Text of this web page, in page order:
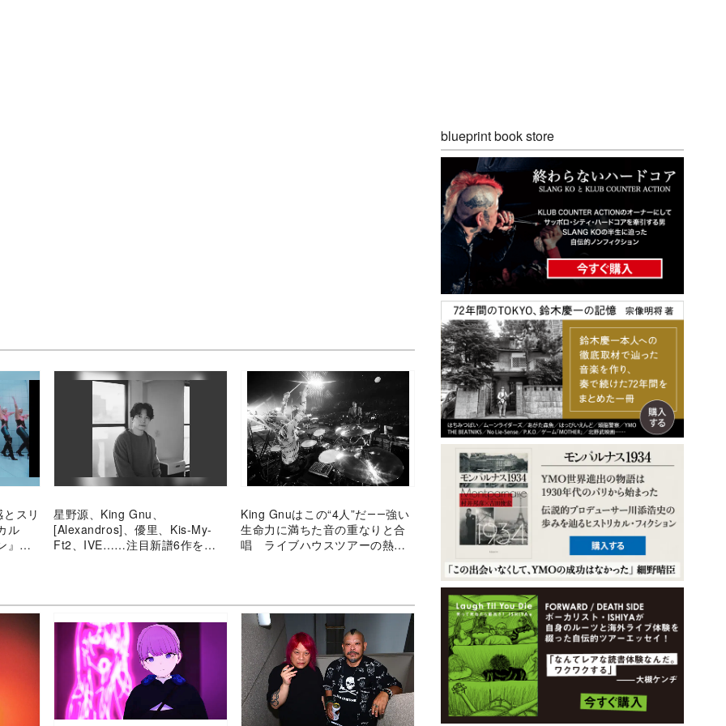
スリ
ル
』主
星野源、King Gnu、
[Alexandros]、優里、Kis-My-
Ft2、IVE……注目新譜6作をレ
King Gnuはこの“4人”だ――強い
生命力に満ちた音の重なりと合
唱 ライブハウスツアーの熱
blueprint book store